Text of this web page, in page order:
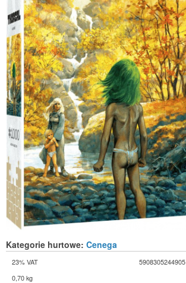
Kategorie hurtowe: Cenega
23% VAT
5908305244905
0,70 kg